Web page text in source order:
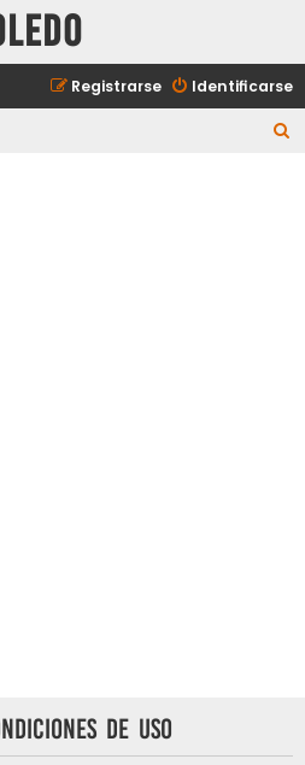
Identificarse
Registrarse
de uso